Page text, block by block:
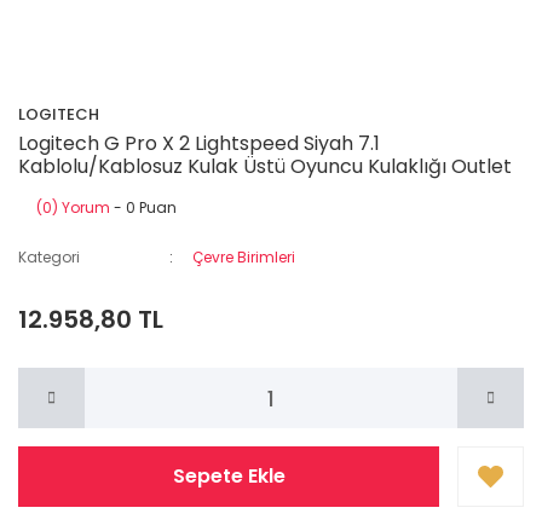
LOGITECH
Logitech G Pro X 2 Lightspeed Siyah 7.1
Kablolu/Kablosuz Kulak Üstü Oyuncu Kulaklığı Outlet
(0) Yorum - 0 Puan
Kategori Çevre Birimleri
12.958,80 TL
Sepete Ekle